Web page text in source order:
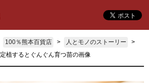
100％熊本百貨店
人とモノのストーリー
定植するとぐんぐん育つ苗の画像